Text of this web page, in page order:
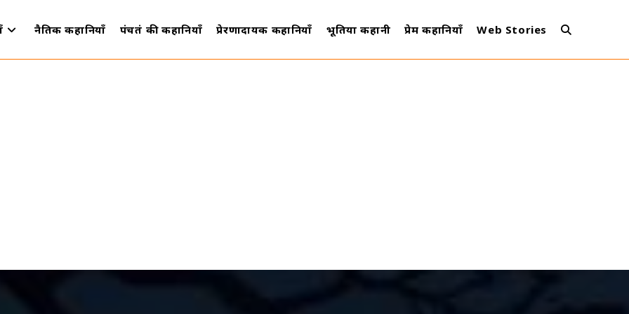
नैतिक कहानियाँ पंचतंत्र की कहानियाँ प्रेरणादायक कहानियाँ भूतिया कहानी प्रेम कहानियाँ Web Stories Toggle